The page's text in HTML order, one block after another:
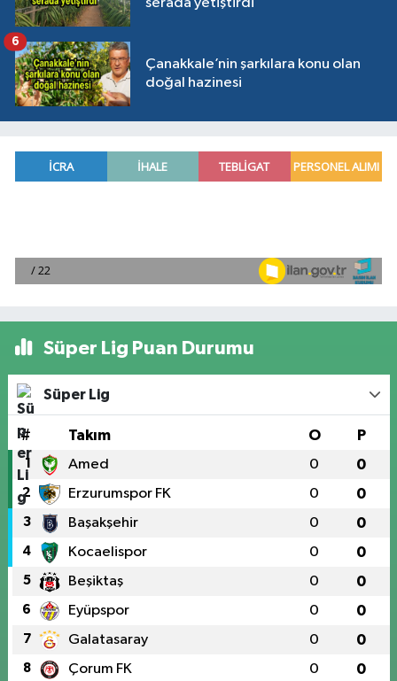
serada yetiştirdi
Çanakkale’nin şarkılara konu olan
doğal hazinesi
6
Süper Lig Puan Durumu
Süper Lig
# Takım O P
1 Amed 0 0
2 Erzurumspor FK 0 0
3 Başakşehir 0 0
4 Kocaelispor 0 0
5 Beşiktaş 0 0
6 Eyüpspor 0 0
7 Galatasaray 0 0
8 Çorum FK 0 0